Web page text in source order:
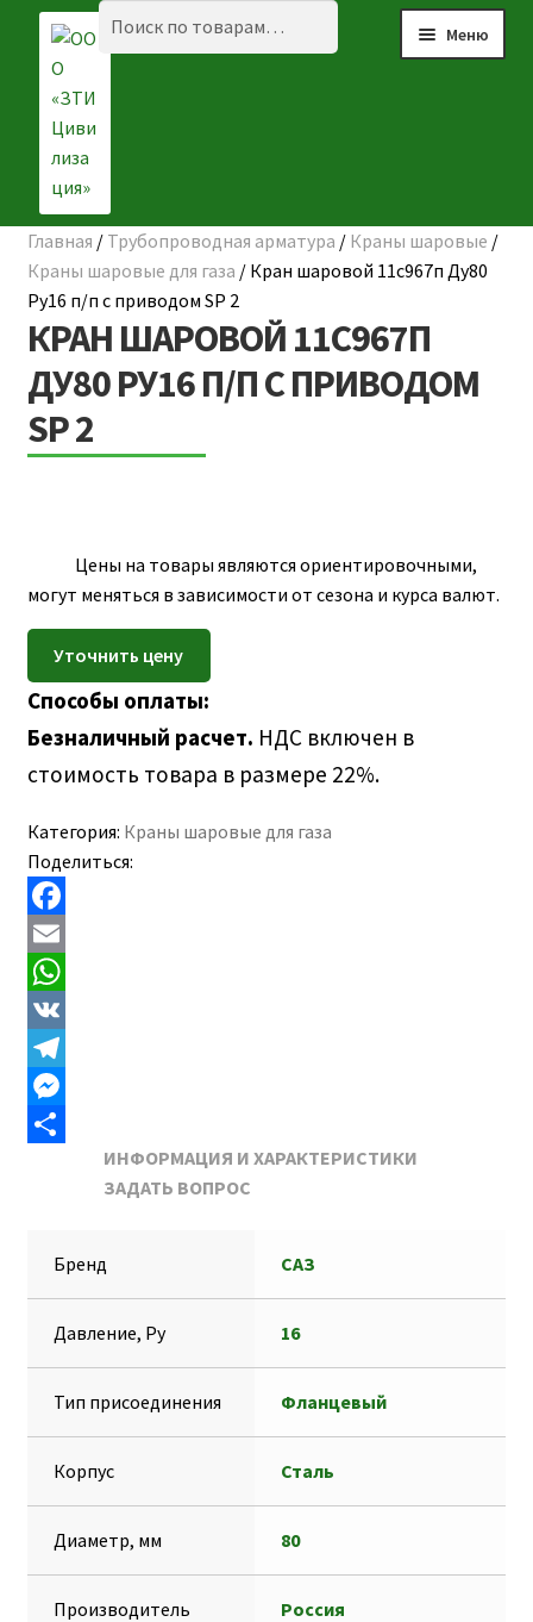
Перейти
навигации
Перейти
содержимому
Искать:
Поиск
Меню
☰ КАТАЛОГ
ГЛАВНАЯ
О КОМПАНИИ
НАШИ ОБЪЕКТЫ
КОНТАКТЫ
Главная / Трубопроводная арматура / Краны шаровые /
Краны шаровые для газа / Кран шаровой 11с967п Ду80
Ру16 п/п с приводом SP 2
КРАН ШАРОВОЙ 11С967П
ДУ80 РУ16 П/П С ПРИВОДОМ
SP 2
Цены на товары являются ориентировочными,
могут меняться в зависимости от сезона и курса валют.
Способы оплаты:
Безналичный расчет. НДС включен в
стоимость товара в размере 22%.
Категория: Краны шаровые для газа
Поделиться:
F
a
c
e
b
o
E
m
a
W
h
a
t
V
K
T
eM
ИНФОРМАЦИЯ И ХАРАКТЕРИСТИКИ
ЗАДАТЬ ВОПРОС
Бренд САЗ
Давление, Ру 16
Тип присоединения Фланцевый
Корпус Сталь
Диаметр, мм 80
Производитель Россия